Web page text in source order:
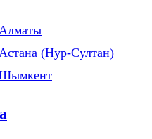
(Нур-Султан)